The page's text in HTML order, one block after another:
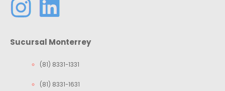
Sucursal Monterrey
(81) 8331-1331
(81) 8331-1631